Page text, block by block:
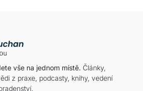
vše na jednom místě. Články,
z praxe, podcasty, knihy, vedení